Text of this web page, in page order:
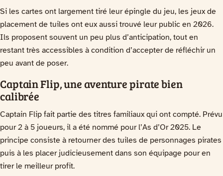
Si les cartes ont largement tiré leur épingle du jeu, les jeux de
placement de tuiles ont eux aussi trouvé leur public en 2026.
Ils proposent souvent un peu plus d’anticipation, tout en
restant très accessibles à condition d’accepter de réfléchir un
peu avant de poser.
Captain Flip, une aventure pirate bien
calibrée
Captain Flip fait partie des titres familiaux qui ont compté. Prévu
pour 2 à 5 joueurs, il a été nommé pour l’As d’Or 2025. Le
principe consiste à retourner des tuiles de personnages pirates
puis à les placer judicieusement dans son équipage pour en
tirer le meilleur profit.